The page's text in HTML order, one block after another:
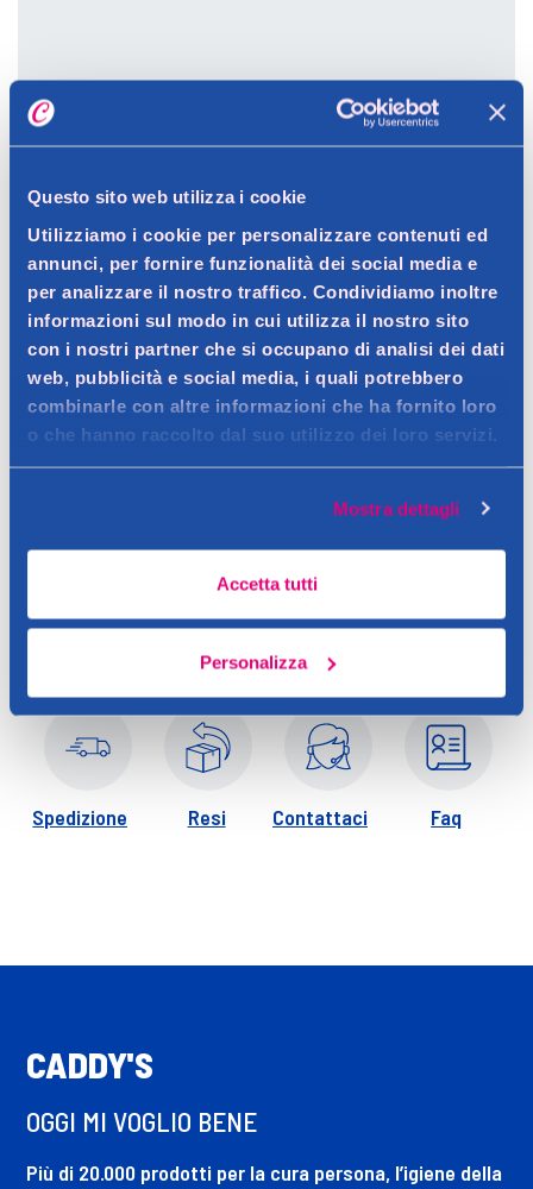
Questo sito web utilizza i cookie
Utilizziamo i cookie per personalizzare contenuti ed
annunci, per fornire funzionalità dei social media e
per analizzare il nostro traffico. Condividiamo inoltre
informazioni sul modo in cui utilizza il nostro sito
con i nostri partner che si occupano di analisi dei dati
web, pubblicità e social media, i quali potrebbero
combinarle con altre informazioni che ha fornito loro
o che hanno raccolto dal suo utilizzo dei loro servizi.
Mostra dettagli
Accetta tutti
Personalizza
Spedizione Resi Contattaci Faq
CADDY'S
OGGI MI VOGLIO BENE
Più di 20.000 prodotti per la cura persona, l’igiene della